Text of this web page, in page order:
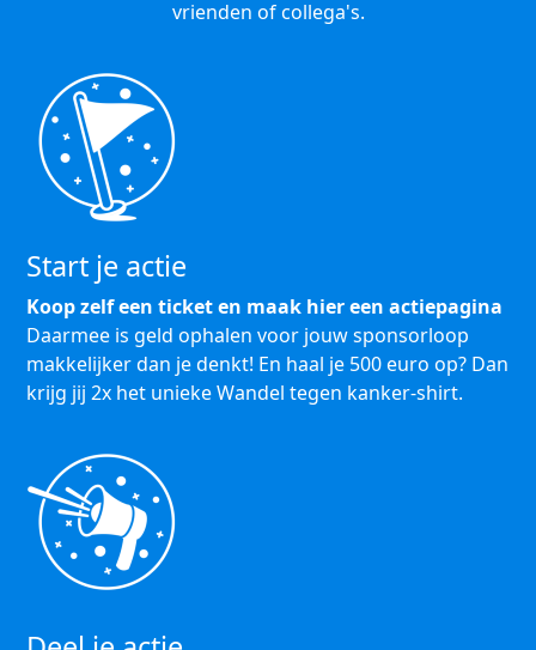
vrienden of collega's.
Start je actie
Koop zelf een ticket en maak hier een actiepagina
Daarmee is geld ophalen voor jouw sponsorloop
makkelijker dan je denkt! En haal je 500 euro op? Dan
krijg jij 2x het unieke Wandel tegen kanker-shirt.